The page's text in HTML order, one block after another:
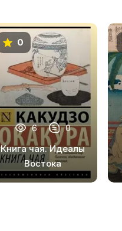
0
6 0
Книга чая. Идеалы
Востока